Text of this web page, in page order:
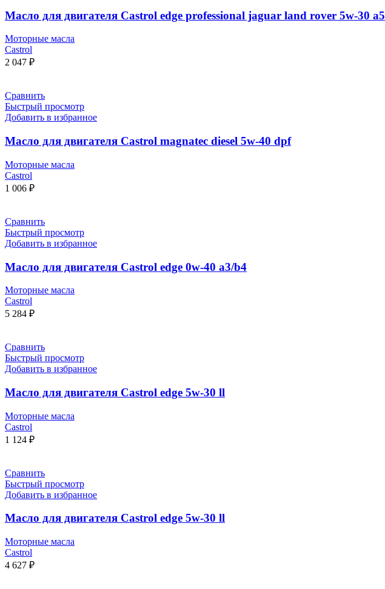
Масло для двигателя Castrol edge professional jaguar land rover 5w-30 a5
Моторные масла
Castrol
2 047 ₽
Сравнить
Быстрый просмотр
Добавить в избранное
Масло для двигателя Castrol magnatec diesel 5w-40 dpf
Моторные масла
Castrol
1 006 ₽
Сравнить
Быстрый просмотр
Добавить в избранное
Масло для двигателя Castrol edge 0w-40 a3/b4
Моторные масла
Castrol
5 284 ₽
Сравнить
Быстрый просмотр
Добавить в избранное
Масло для двигателя Castrol edge 5w-30 ll
Моторные масла
Castrol
1 124 ₽
Сравнить
Быстрый просмотр
Добавить в избранное
Масло для двигателя Castrol edge 5w-30 ll
Моторные масла
Castrol
4 627 ₽